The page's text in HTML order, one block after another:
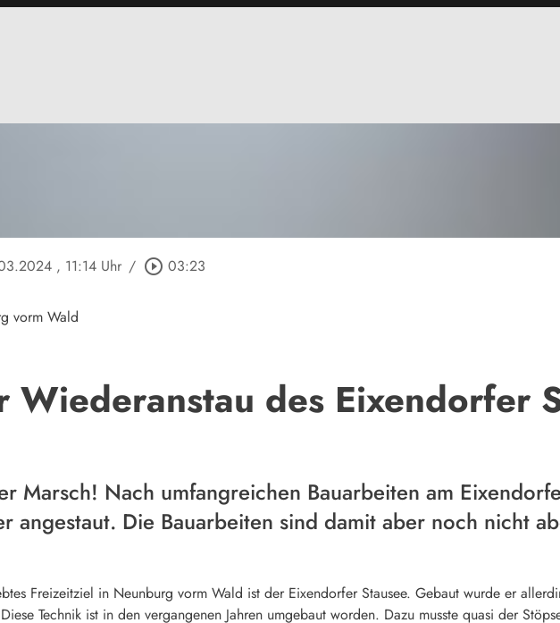
, 11:14 Uhr / play_circle_outline 03:23
vorm Wald
Wiederanstau des Eixendorfer
Marsch! Nach umfangreichen Bauarbeiten am
angestaut. Die Bauarbeiten sind damit aber noch nicht
Freizeitziel in Neunburg vorm Wald ist der Eixendorfer Stausee. Gebaut wurde er
Technik ist in den vergangenen Jahren umgebaut worden. Dazu musste quasi der